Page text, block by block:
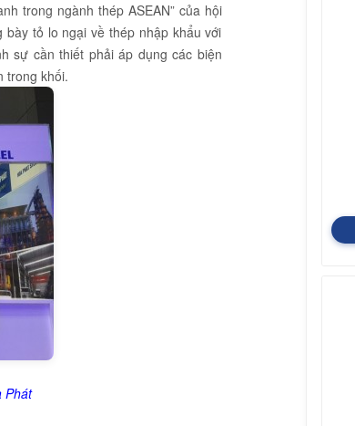
trong ngành thép ASEAN” của hội
tỏ lo ngại về thép nhập khẩu với
sự cần thiết phải áp dụng các biện
trong khối.
Phát